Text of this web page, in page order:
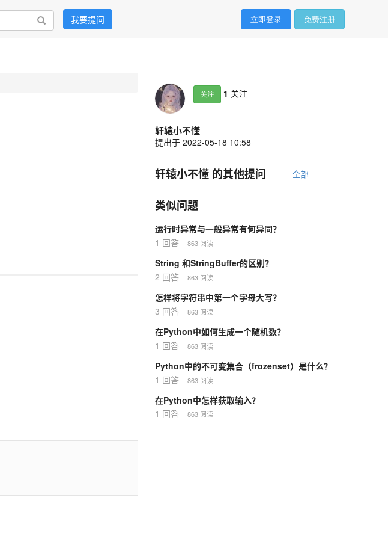
搜索 我要提问 立即登录 免费注册
关注 1 关注
轩辕小不懂
提出于 2022-05-18 10:58
全部
轩辕小不懂 的其他提问
类似问题
运行时异常与一般异常有何异同？
1 回答
863 阅读
String 和StringBuffer的区别？
2 回答
863 阅读
怎样将字符串中第一个字母大写？
3 回答
863 阅读
在Python中如何生成一个随机数？
1 回答
863 阅读
Python中的不可变集合（frozenset）是什么？
1 回答
863 阅读
在Python中怎样获取输入？
1 回答
863 阅读